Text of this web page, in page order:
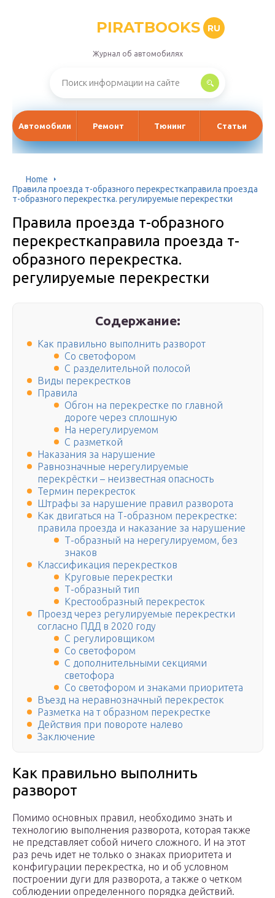
PIRATBOOKS RU
Журнал об автомобилях
Автомобили Ремонт Тюнинг Статьи
Home
Правила проезда т-образного перекресткаправила проезда
т-образного перекрестка. регулируемые перекрестки
Правила проезда т-образного
перекресткаправила проезда т-
образного перекрестка.
регулируемые перекрестки
Содержание:
Как правильно выполнить разворот
Со светофором
С разделительной полосой
Виды перекрестков
Правила
Обгон на перекрестке по главной
дороге через сплошную
На нерегулируемом
С разметкой
Наказания за нарушение
Равнозначные нерегулируемые
перекрёстки – неизвестная опасность
Термин перекресток
Штрафы за нарушение правил разворота
Как двигаться на Т-образном перекрестке:
правила проезда и наказание за нарушение
Т-образный на нерегулируемом, без
знаков
Классификация перекрестков
Круговые перекрестки
Т-образный тип
Крестообразный перекресток
Проезд через регулируемые перекрестки
согласно ПДД в 2020 году
С регулировщиком
Со светофором
С дополнительными секциями
светофора
Со светофором и знаками приоритета
Въезд на неравнозначный перекресток
Разметка на т образном перекрестке
Действия при повороте налево
Заключение
Как правильно выполнить
разворот
Помимо основных правил, необходимо знать и
технологию выполнения разворота, которая также
не представляет собой ничего сложного. И на этот
раз речь идет не только о знаках приоритета и
конфигурации перекрестка, но и об условном
построении дуги для разворота, а также о четком
соблюдении определенного порядка действий.